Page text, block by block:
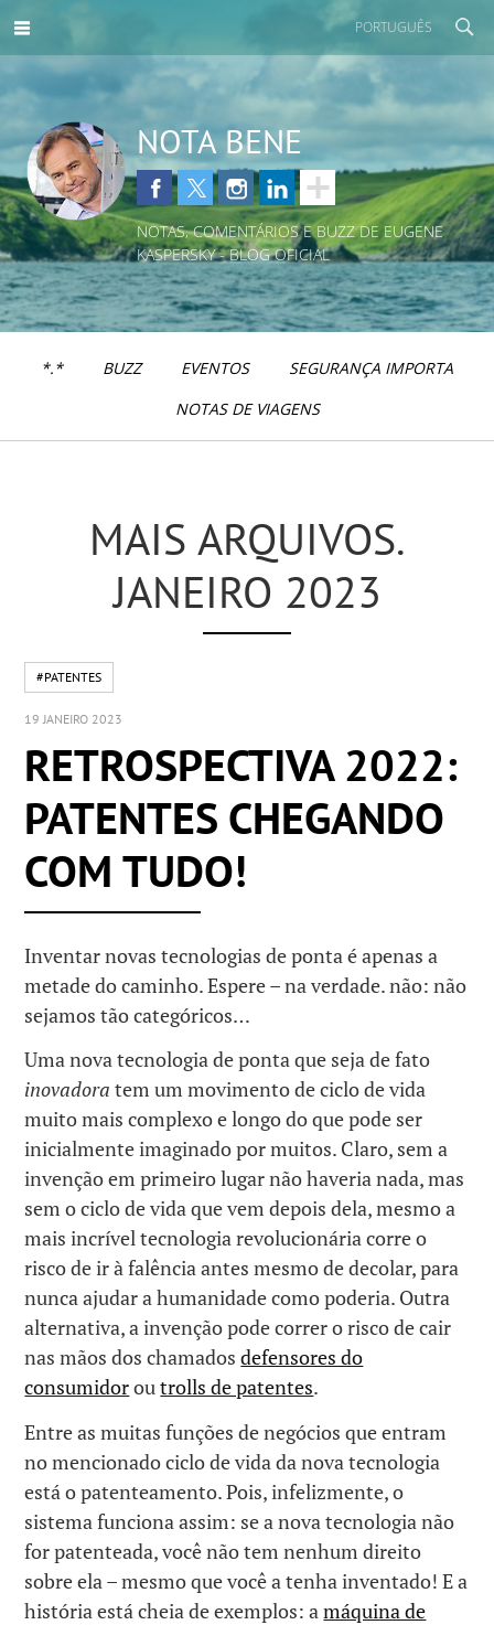
PORTUGUÊS
NOTA BENE
NOTAS, COMENTÁRIOS E BUZZ DE EUGENE
KASPERSKY - BLOG OFICIAL
*.* BUZZ EVENTOS
SEGURANÇA IMPORTA
NOTAS DE VIAGENS
MAIS ARQUIVOS.
JANEIRO 2023
#PATENTES
19 JANEIRO 2023
RETROSPECTIVA 2022:
PATENTES CHEGANDO
COM TUDO!
Inventar novas tecnologias de ponta é apenas a
metade do caminho. Espere – na verdade. não: não
sejamos tão categóricos…
Uma nova tecnologia de ponta que seja de fato
inovadora tem um movimento de ciclo de vida
muito mais complexo e longo do que pode ser
inicialmente imaginado por muitos. Claro, sem a
invenção em primeiro lugar não haveria nada, mas
sem o ciclo de vida que vem depois dela, mesmo a
mais incrível tecnologia revolucionária corre o
risco de ir à falência antes mesmo de decolar, para
nunca ajudar a humanidade como poderia. Outra
alternativa, a invenção pode correr o risco de cair
nas mãos dos chamadosdefensores do
consumidoroutrolls de patentes.
Entre as muitas funções de negócios que entram
no mencionado ciclo de vida da nova tecnologia
está o patenteamento. Pois, infelizmente, o
sistema funciona assim: se a nova tecnologia não
for patenteada, você não tem nenhum direito
sobre ela – mesmo que você a tenha inventado! E a
história está cheia de exemplos: amáquina de